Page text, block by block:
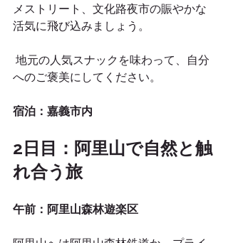
メストリート、文化路夜市の賑やかな
活気に飛び込みましょう。
へのご褒美にしてください。
宿泊：嘉義市内
2日目：阿里山で自然と触
れ合う旅
午前：阿里山森林遊楽区